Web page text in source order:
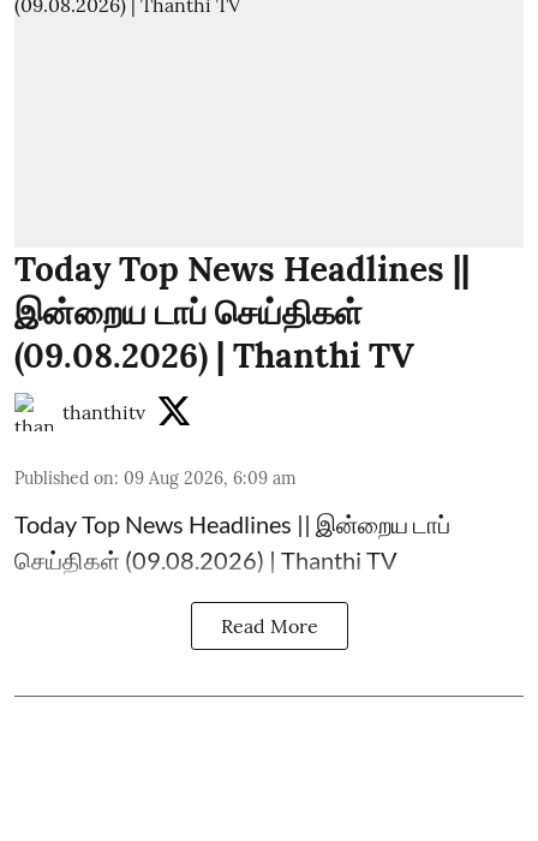
Today Top News Headlines ||
இன்றைய டாப் செய்திகள்
(09.08.2026) | Thanthi TV
thanthitv
Published on: 09 Aug 2026, 6:09 am
Today Top News Headlines || இன்றைய டாப்
செய்திகள் (09.08.2026) | Thanthi TV
Read More